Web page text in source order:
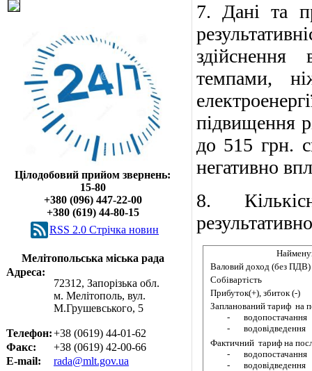
Цілодобовий прийом звернень:
15-80
+380 (096) 447-22-00
+380 (619) 44-80-15
RSS 2.0 Cтрічка новин
Мелітопольська міська рада
Адреса:
72312, Запорізька обл.
м. Мелітополь, вул.
М.Грушевського, 5
Телефон:+38 (0619) 44-01-62
Факс:
+38 (0619) 42-00-66
E-mail:
rada@mlt.gov.ua
7. Дані та
здійснення
темпами,
підвищення
до 515 грн.
негативно
8.
Валовий доход (без ПДВ)
Собівартість
Прибуток(+), збиток (-)
Запланований тариф на
-
водопостачання
-
водовідведення
Фактичний тариф на
-
водопостачання
-
водовідведення